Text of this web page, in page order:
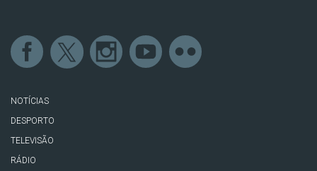
NOTÍCIAS
DESPORTO
TELEVISÃO
RÁDIO